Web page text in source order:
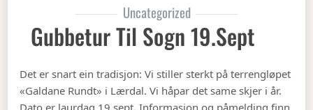
Uncategorized
Gubbetur Til Sogn 19.sept
Det er snart ein tradisjon: Vi stiller sterkt på terrengløpet
«Galdane Rundt» i Lærdal. Vi håpar det same skjer i år.
Dato er laurdag 19.sept. Informasjon og påmelding finn